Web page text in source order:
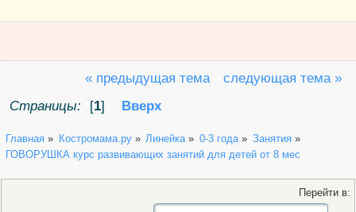
« предыдущая тема
следующая тема »
Страницы:
[1] Вверх
Главная » Костромама.ру» Линейка » 0-3 года» Занятия»
ГОВОРУШКА курс развивающих занятий для детей от 8 мес
Перейти в: